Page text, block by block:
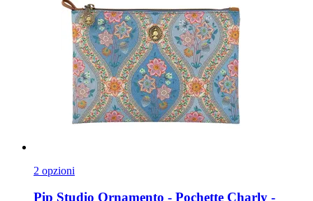
2 opzioni
Pip Studio Ornamento -​ Pochette Charly -​